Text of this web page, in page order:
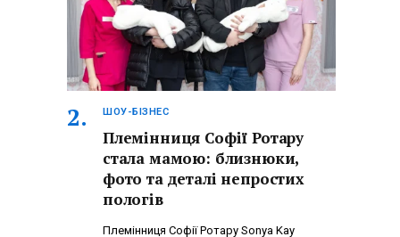
ШОУ-БІЗНЕС
Племінниця Софії Ротару
стала мамою: близнюки,
фото та деталі непростих
пологів
Племінниця Софії Ротару Sonya Kay